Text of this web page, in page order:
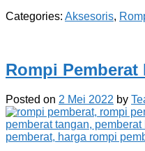
Categories: Aksesoris,
Rompi Pemberat
Posted on 2 Mei 2022 by